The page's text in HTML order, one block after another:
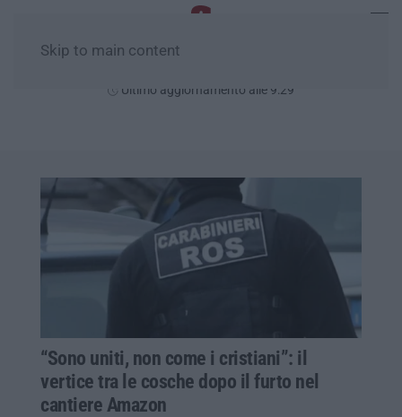
Skip to main content
Ultimo aggiornamento alle 9:29
“Sono uniti, non come i cristiani”: il
vertice tra le cosche dopo il furto nel
cantiere Amazon